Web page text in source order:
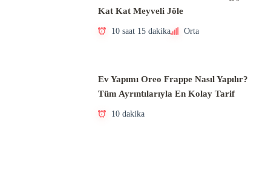
Kat Kat Meyveli Jöle
10 saat 15 dakika Orta
Ev Yapımı Oreo Frappe Nasıl Yapılır?
Tüm Ayrıntılarıyla En Kolay Tarif
10 dakika